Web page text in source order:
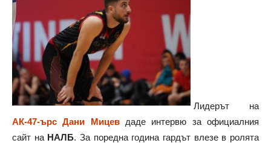
Лидерът на
АК-47-ърс Дани Мицевдаде интервю за официалния
сайт на НАЛБ. За поредна година гардът влезе в ролята